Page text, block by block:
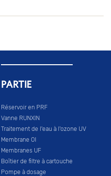
PARTIE
Réservoir en PRF
Vanne RUNXIN
Traitement de l'eau à l'ozone UV
Membrane OI
Membranes UF
Boîtier de filtre à cartouche
Pompe à dosage